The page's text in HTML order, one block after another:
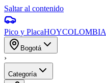
Saltar al contenido
Pico y PlacaHOYCOLOMBIA
Bogotá
›
Categoría